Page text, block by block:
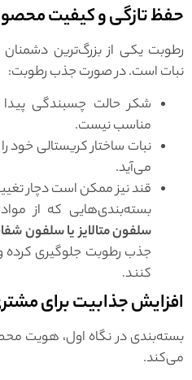
حفظ تازگی و کیفیت
رطوبت یکی از بزرگ‌ترین
نبات است. در صورت جذب رطوبت:
شکر حالت چسبندگی پیدا
مناسب نیست.
نبات ساختار کریستالی خود
می‌آید.
قند نیز ممکن است دچار
بسته‌بندی‌هایی که از
سلفون متالایز یا سلفون
جذب رطوبت جلوگیری
کنند.
افزایش جذابیت برای
بسته‌بندی در نگاه اول، هویت
می‌کند.